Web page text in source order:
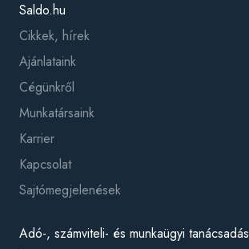
Saldo.hu
Cikkek, hírek
Ajánlataink
Cégünkről
Munkatársaink
Karrier
Kapcsolat
Sajtómegjelenések
Adó-, számviteli- és munkaügyi tanácsadás